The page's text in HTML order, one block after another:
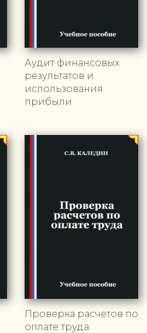
Аудит финансовых
результатов и
использования
прибыли
Проверка расчетов по
оплате труда